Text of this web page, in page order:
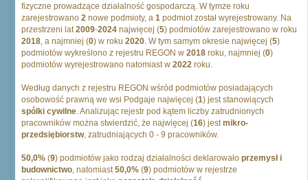
fizyczne prowadzące działalność gospodarczą. W tymże roku
zarejestrowano 2 nowe podmioty, a 1 podmiot został wyrejestrowany. Na
przestrzeni lat2009-2024 najwięcej (5) podmiotów zarejestrowano w roku
2018, a najmniej (0) w roku 2020. W tym samym okresie najwięcej (5)
podmiotów wykreślono z rejestru REGON w 2018 roku, najmniej (0)
podmiotów wyrejestrowano natomiast w 2022 roku.
Według danych z rejestru REGON wśród podmiotów posiadających
osobowość prawną we wsi Podgaje najwięcej (1) jest stanowiących
spólki cywilne. Analizując rejestr pod kątem liczby zatrudnionych
pracowników można stwierdzić, że najwięcej (16) jestmikro-
przedsiębiorstw, zatrudniających 0 - 9 pracowników.
50,0% (9) podmiotów jako rodzaj działalności deklarowało przemysł i
budownictwo, natomiast50,0% (9) podmiotów w rejestrze